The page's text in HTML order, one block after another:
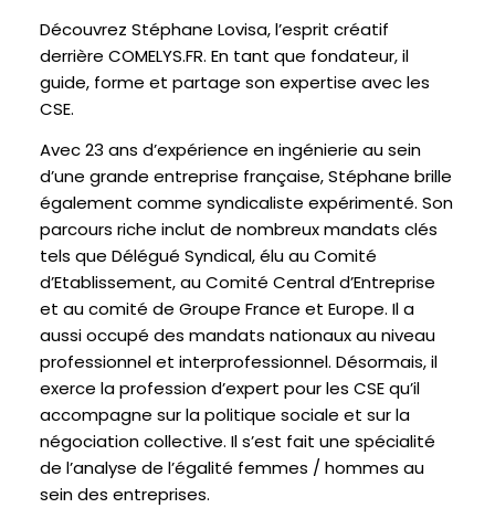
Découvrez Stéphane Lovisa, l’esprit créatif
derrière COMELYS.FR. En tant que fondateur, il
guide, forme et partage son expertise avec les
CSE.
Avec 23 ans d’expérience en ingénierie au sein
d’une grande entreprise française, Stéphane brille
également comme syndicaliste expérimenté. Son
parcours riche inclut de nombreux mandats clés
tels que Délégué Syndical, élu au Comité
d’Etablissement, au Comité Central d’Entreprise
et au comité de Groupe France et Europe. Il a
aussi occupé des mandats nationaux au niveau
professionnel et interprofessionnel. Désormais, il
exerce la profession d’expert pour les CSE qu’il
accompagne sur la politique sociale et sur la
négociation collective. Il s’est fait une spécialité
de l’analyse de l’égalité femmes / hommes au
sein des entreprises.